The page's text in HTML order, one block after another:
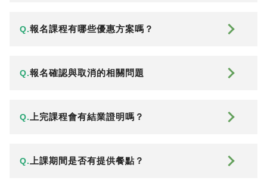
Q.報名課程有哪些優惠方案嗎？
Q.報名確認與取消的相關問題
Q. 上完課程會有結業證明嗎？
Q. 上課期間是否有提供餐點？